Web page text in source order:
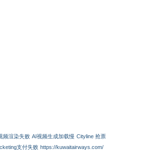
频渲染失败 AI视频生成加载慢 Cityline 抢票
支付失败 https://kuwaitairways.com/